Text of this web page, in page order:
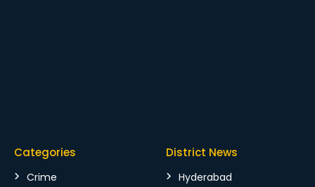
Categories
Crime
District News
Hyderabad